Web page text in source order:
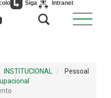
Siga Intranet
INSTITUCIONAL
Pessoal